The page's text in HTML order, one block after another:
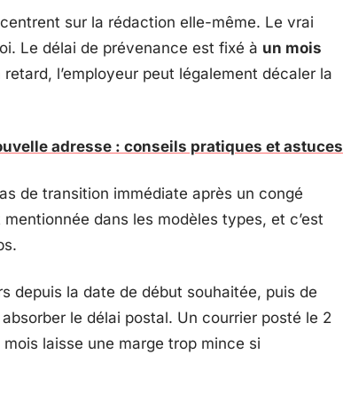
sur la rédaction elle-même. Le vrai
Le délai de prévenance est fixé à un mois
l’employeur peut légalement décaler la
adresse : conseils pratiques et astuces
de transition immédiate après un congé
dans les modèles types, et c’est
depuis la date de début souhaitée, puis de
le délai postal. Un courrier posté le 2
laisse une marge trop mince si